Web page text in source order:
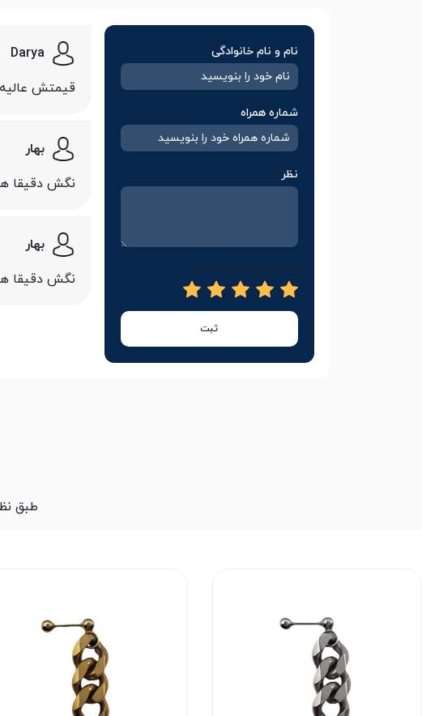
نام و نام خانوادگی
شماره همراه
نظر
امتیاز خود را وارد کنید
ثبت
Darya
قیمتش
بهار
نگش دقیقا
بهار
نگش دقیقا
طبق